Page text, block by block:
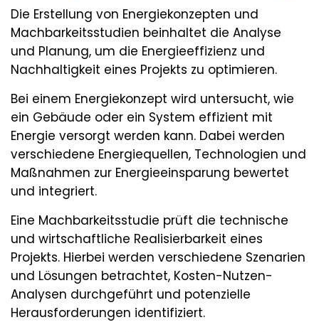
Die Erstellung von Energiekonzepten und
Machbarkeitsstudien beinhaltet die Analyse
und Planung, um die Energieeffizienz und
Nachhaltigkeit eines Projekts zu optimieren.
Bei einem Energiekonzept wird untersucht, wie
ein Gebäude oder ein System effizient mit
Energie versorgt werden kann. Dabei werden
verschiedene Energiequellen, Technologien und
Maßnahmen zur Energieeinsparung bewertet
und integriert.
Eine Machbarkeitsstudie prüft die technische
und wirtschaftliche Realisierbarkeit eines
Projekts. Hierbei werden verschiedene Szenarien
und Lösungen betrachtet, Kosten-Nutzen-
Analysen durchgeführt und potenzielle
Herausforderungen identifiziert.